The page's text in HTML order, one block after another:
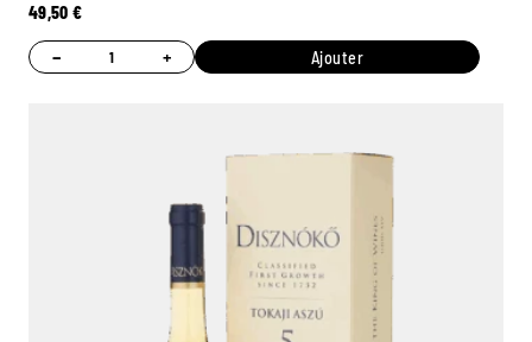
49,50€
− + Ajouter